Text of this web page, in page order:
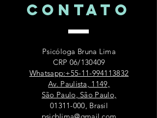
CONTATo
Psicóloga Bruna Lima
CRP 06/130409
Whatsapp:+55-11-994113832
Av. Paulista, 1149,
São Paulo, São Paulo,
01311-000, Brasil